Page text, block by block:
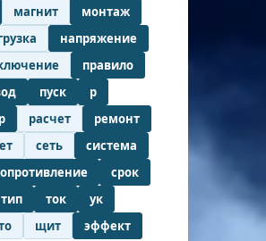
магнит
монтаж
напряжение
правило
пуск
р
расчет
ремонт
сеть
система
срок
тип ток
ук
щит эффект